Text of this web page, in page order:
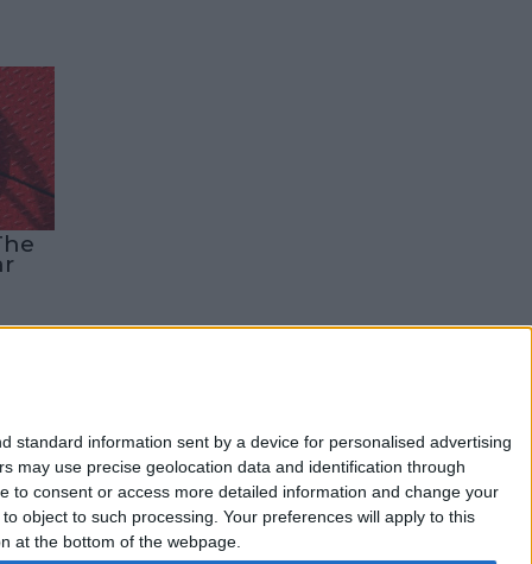
information sent by a device for personalised advertising
may use precise geolocation data and identification through
to consent or access more detailed information and change your
object to such processing. Your preferences will apply to this
at the bottom of the webpage.
a nuestra Newsletter